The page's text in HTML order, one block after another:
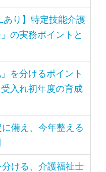
あり】特定技能介護
の実務ポイントと
を分けるポイント
入れ初年度の育成
備え、今年整える
分ける、介護福祉士